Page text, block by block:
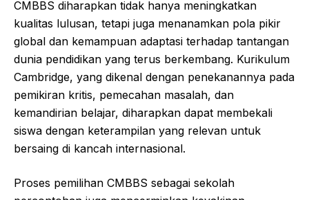
CMBBS diharapkan tidak hanya meningkatkan
kualitas lulusan, tetapi juga menanamkan pola pikir
global dan kemampuan adaptasi terhadap tantangan
dunia pendidikan yang terus berkembang. Kurikulum
Cambridge, yang dikenal dengan penekanannya pada
pemikiran kritis, pemecahan masalah, dan
kemandirian belajar, diharapkan dapat membekali
siswa dengan keterampilan yang relevan untuk
bersaing di kancah internasional.
Proses pemilihan CMBBS sebagai sekolah